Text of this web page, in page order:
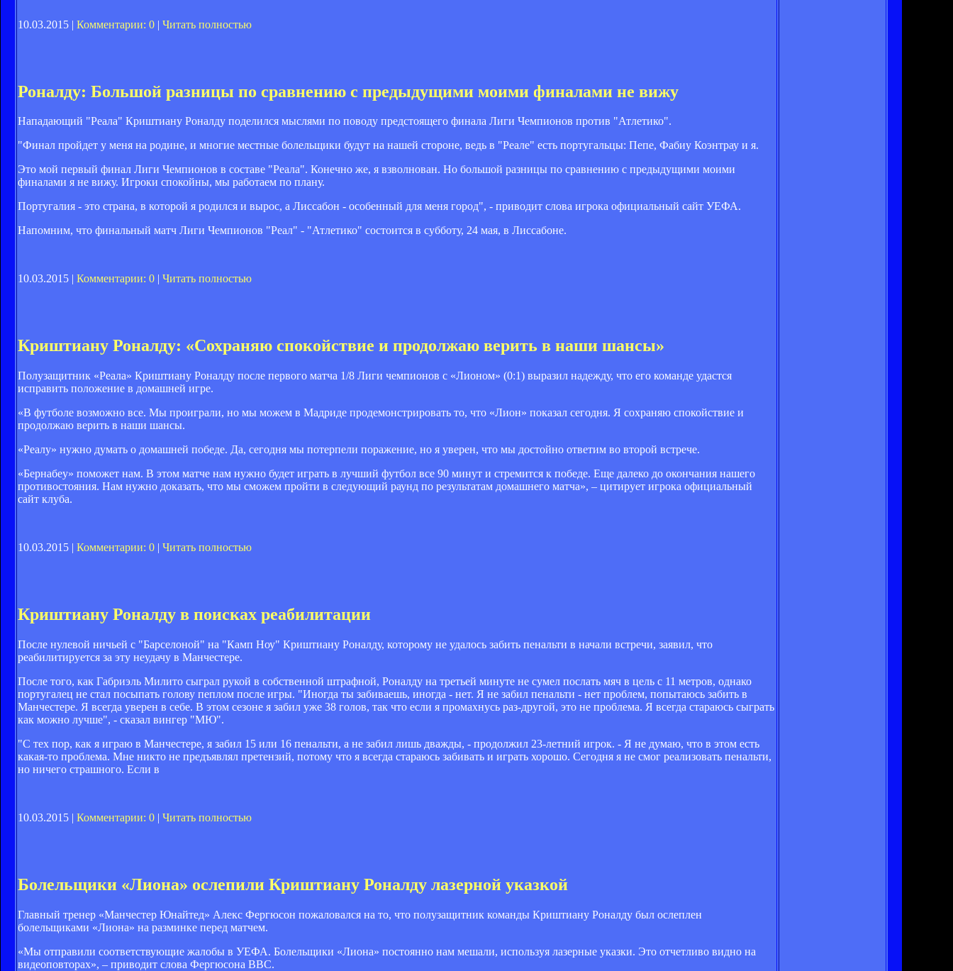
10.03.2015 | Комментарии: 0 | Читать полностью
Роналду: Большой разницы по сравнению с предыдущими моими финалами не вижу
Нападающий "Реала" Криштиану Роналду поделился мыслями по поводу предстоящего финала Лиги Чемпионов против "Атлетико".
"Финал пройдет у меня на родине, и многие местные болельщики будут на нашей стороне, ведь в "Реале" есть португальцы: Пепе, Фабиу Коэнтрау и я.
Это мой первый финал Лиги Чемпионов в составе "Реала". Конечно же, я взволнован. Но большой разницы по сравнению с предыдущими моими
финалами я не вижу. Игроки спокойны, мы работаем по плану.
Португалия - это страна, в которой я родился и вырос, а Лиссабон - особенный для меня город", - приводит слова игрока официальный сайт УЕФА.
Напомним, что финальный матч Лиги Чемпионов "Реал" - "Атлетико" состоится в субботу, 24 мая, в Лиссабоне.
10.03.2015 | Комментарии: 0 | Читать полностью
Криштиану Роналду: «Сохраняю спокойствие и продолжаю верить в наши шансы»
Полузащитник «Реала» Криштиану Роналду после первого матча 1/8 Лиги чемпионов с «Лионом» (0:1) выразил надежду, что его команде удастся
исправить положение в домашней игре.
«В футболе возможно все. Мы проиграли, но мы можем в Мадриде продемонстрировать то, что «Лион» показал сегодня. Я сохраняю спокойствие и
продолжаю верить в наши шансы.
«Реалу» нужно думать о домашней победе. Да, сегодня мы потерпели поражение, но я уверен, что мы достойно ответим во второй встрече.
«Бернабеу» поможет нам. В этом матче нам нужно будет играть в лучший футбол все 90 минут и стремится к победе. Еще далеко до окончания нашего
противостояния. Нам нужно доказать, что мы сможем пройти в следующий раунд по результатам домашнего матча», – цитирует игрока официальный
сайт клуба.
10.03.2015 | Комментарии: 0 | Читать полностью
Криштиану Роналду в поисках реабилитации
После нулевой ничьей с "Барселоной" на "Камп Ноу" Криштиану Роналду, которому не удалось забить пенальти в начали встречи, заявил, что
реабилитируется за эту неудачу в Манчестере.
После того, как Габриэль Милито сыграл рукой в собственной штрафной, Роналду на третьей минуте не сумел послать мяч в цель с 11 метров, однако
португалец не стал посыпать голову пеплом после игры. "Иногда ты забиваешь, иногда - нет. Я не забил пенальти - нет проблем, попытаюсь забить в
Манчестере. Я всегда уверен в себе. В этом сезоне я забил уже 38 голов, так что если я промахнусь раз-другой, это не проблема. Я всегда стараюсь сыграть
как можно лучше", - сказал вингер "МЮ".
"С тех пор, как я играю в Манчестере, я забил 15 или 16 пенальти, а не забил лишь дважды, - продолжил 23-летний игрок. - Я не думаю, что в этом есть
какая-то проблема. Мне никто не предъявлял претензий, потому что я всегда стараюсь забивать и играть хорошо. Сегодня я не смог реализовать пенальти,
но ничего страшного. Если в
10.03.2015 | Комментарии: 0 | Читать полностью
Болельщики «Лиона» ослепили Криштиану Роналду лазерной указкой
Главный тренер «Манчестер Юнайтед» Алекс Фергюсон пожаловался на то, что полузащитник команды Криштиану Роналду был ослеплен
болельщиками «Лиона» на разминке перед матчем.
«Мы отправили соответствующие жалобы в УЕФА. Болельщики «Лиона» постоянно нам мешали, используя лазерные указки. Это отчетливо видно на
видеоповторах», – приводит слова Фергюсона BBC.